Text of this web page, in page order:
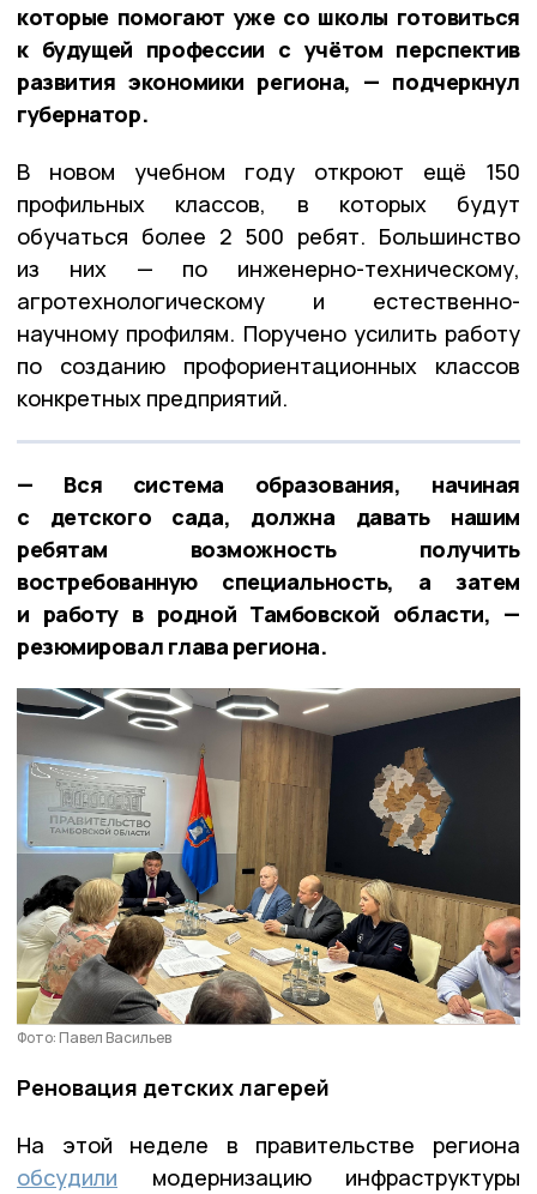
которые помогают уже со школы готовиться
к будущей профессии с учётом перспектив
развития экономики региона, — подчеркнул
губернатор.
В новом учебном году откроют ещё 150
профильных классов, в которых будут
обучаться более 2 500 ребят. Большинство
из них — по инженерно-техническому,
агротехнологическому и естественно-
научному профилям. Поручено усилить работу
по созданию профориентационных классов
конкретных предприятий.
— Вся система образования, начиная
с детского сада, должна давать нашим
ребятам возможность получить
востребованную специальность, а затем
и работу в родной Тамбовской области, —
резюмировал глава региона.
Фото: Павел Васильев
Реновация детских лагерей
На этой неделе в правительстве региона
обсудили модернизацию инфраструктуры